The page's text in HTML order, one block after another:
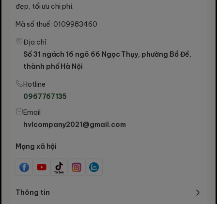
Thông số kỹ
thuật Bộ Hộp
HT90
Hạng mục
hộp thiếc
Kích thước
250 x 80 x 270 mm (Đựng
đẹp, tối ưu chi phí.
Mã số thuế: 0109983460
Địa chỉ
Số 31 ngách 16 ngõ 66 Ngọc Thụy, phường Bồ Đề,
thành phố Hà Nội
Hotline
0967767135
Email
hvlcompany2021@gmail.com
Mạng xã hội
Thông tin